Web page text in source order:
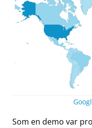
Som en demo var